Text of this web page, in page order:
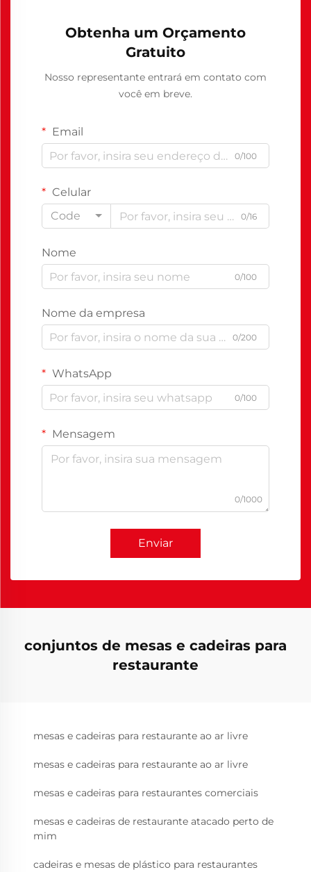
Obtenha um Orçamento
Gratuito
Nosso representante entrará em contato com
você em breve.
Email
0/100
Celular
Code
0/16
Nome
0/100
Nome da empresa
0/200
WhatsApp
0/100
Mensagem
0/1000
Enviar
conjuntos de mesas e cadeiras para
restaurante
mesas e cadeiras para restaurante ao ar livre
mesas e cadeiras para restaurante ao ar livre
mesas e cadeiras para restaurantes comerciais
mesas e cadeiras de restaurante atacado perto de
mim
cadeiras e mesas de plástico para restaurantes